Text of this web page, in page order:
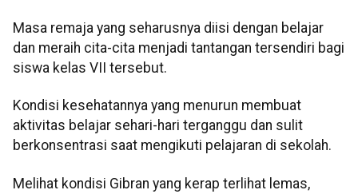
Masa remaja yang seharusnya diisi dengan belajar
dan meraih cita-cita menjadi tantangan tersendiri bagi
siswa kelas VII tersebut.
Kondisi kesehatannya yang menurun membuat
aktivitas belajar sehari-hari terganggu dan sulit
berkonsentrasi saat mengikuti pelajaran di sekolah.
Melihat kondisi Gibran yang kerap terlihat lemas,